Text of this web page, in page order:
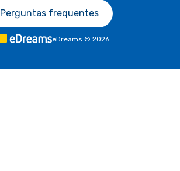
Perguntas frequentes
eDreams © 2026